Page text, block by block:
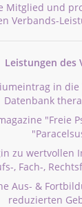
Mitglied und
Verbands-
Leistungen des
in
Datenbank
"Freie
zu wertvollen
, Fach-,
Aus- &
reduzierten